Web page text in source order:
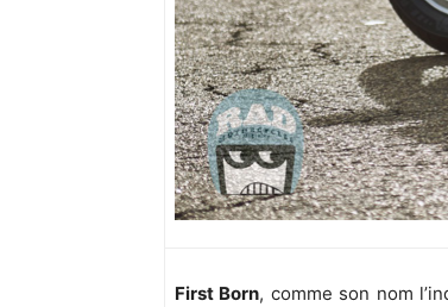
First Born, comme son nom